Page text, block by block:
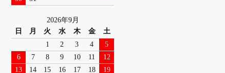
2026年9月
日
月 火 水 木 金
土
1
2 3 4
5
6
7 8 9 10 11
12
13
14 15 16 17 18 19